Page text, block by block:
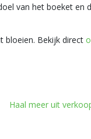
van het boeket en
bloeien. Bekijk direct
Haal meer uit